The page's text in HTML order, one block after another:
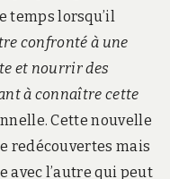
temps lorsqu’il
confronté à une
et nourrir des
à connaître cette
Cette nouvelle
redécouvertes mais
avec l’autre qui peut